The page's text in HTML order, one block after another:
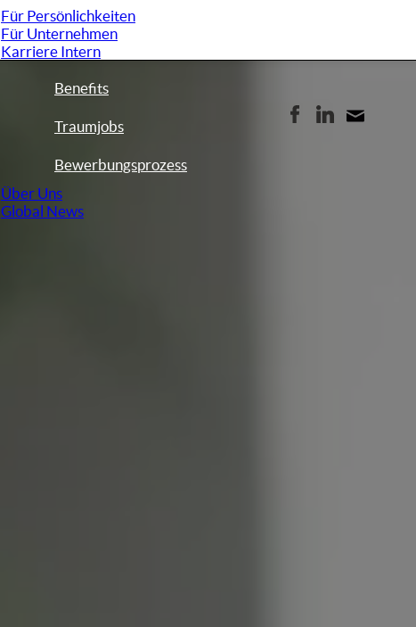
Für Persönlichkeiten
Für Unternehmen
Karriere Intern
Benefits
Traumjobs
Bewerbungsprozess
Über Uns
Global News